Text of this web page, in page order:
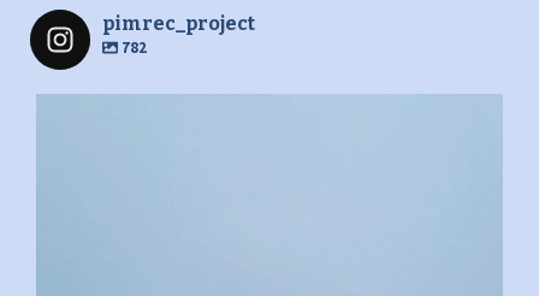
pimrec_project
782